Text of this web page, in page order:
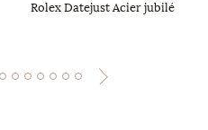
Rolex Datejust Acier jubilé